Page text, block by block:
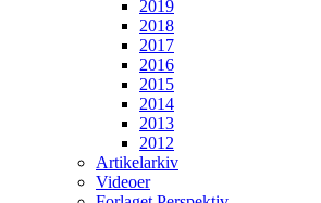
2019
2018
2017
2016
2015
2014
2013
2012
Artikelarkiv
Videoer